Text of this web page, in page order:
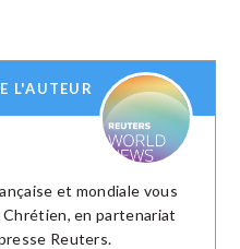
L'AUTEUR
et mondiale vous
en partenariat
Reuters.